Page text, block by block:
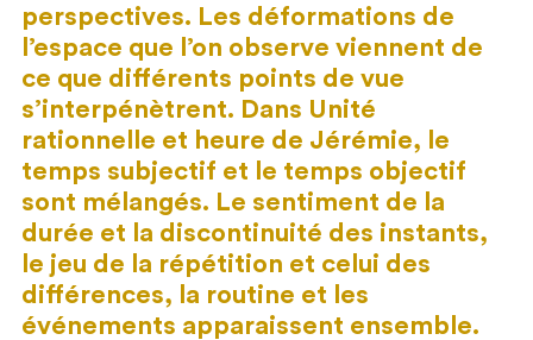
perspectives. Les déformations de
l’espace que l’on observe viennent de
ce que différents points de vue
s’interpénètrent. Dans Unité
rationnelle et heure de Jérémie, le
temps subjectif et le temps objectif
sont mélangés. Le sentiment de la
durée et la discontinuité des instants,
le jeu de la répétition et celui des
différences, la routine et les
événements apparaissent ensemble.